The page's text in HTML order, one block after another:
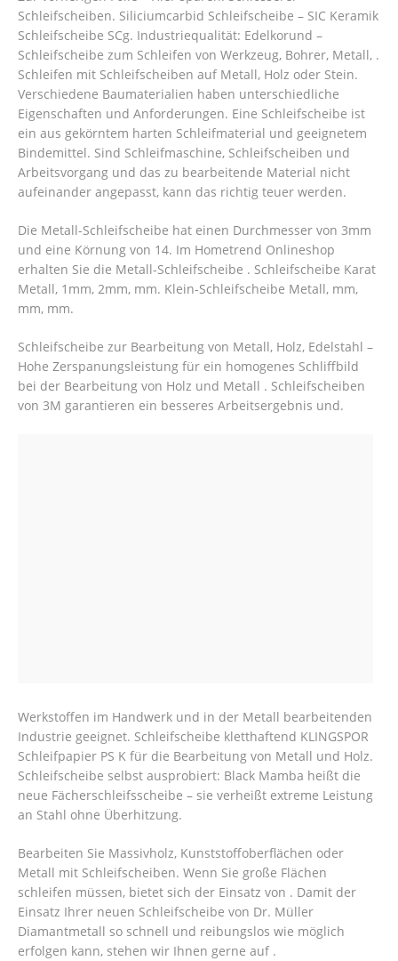
Schleifscheiben. Siliciumcarbid Schleifscheibe – SIC Keramik
Schleifscheibe SCg. Industriequalität: Edelkorund –
Schleifscheibe zum Schleifen von Werkzeug, Bohrer, Metall, .
Schleifen mit Schleifscheiben auf Metall, Holz oder Stein.
Verschiedene Baumaterialien haben unterschiedliche
Eigenschaften und Anforderungen. Eine Schleifscheibe ist
ein aus gekörntem harten Schleifmaterial und geeignetem
Bindemittel. Sind Schleifmaschine, Schleifscheiben und
Arbeitsvorgang und das zu bearbeitende Material nicht
aufeinander angepasst, kann das richtig teuer werden.
Die Metall-Schleifscheibe hat einen Durchmesser von 3mm
und eine Körnung von 14. Im Hometrend Onlineshop
erhalten Sie die Metall-Schleifscheibe . Schleifscheibe Karat
Metall, 1mm, 2mm, mm. Klein-Schleifscheibe Metall, mm,
mm, mm.
Schleifscheibe zur Bearbeitung von Metall, Holz, Edelstahl –
Hohe Zerspanungsleistung für ein homogenes Schliffbild
bei der Bearbeitung von Holz und Metall . Schleifscheiben
von 3M garantieren ein besseres Arbeitsergebnis und.
Werkstoffen im Handwerk und in der Metall bearbeitenden
Industrie geeignet. Schleifscheibe kletthaftend KLINGSPOR
Schleifpapier PS K für die Bearbeitung von Metall und Holz.
Schleifscheibe selbst ausprobiert: Black Mamba heißt die
neue Fächerschleifsscheibe – sie verheißt extreme Leistung
an Stahl ohne Überhitzung.
Bearbeiten Sie Massivholz, Kunststoffoberflächen oder
Metall mit Schleifscheiben. Wenn Sie große Flächen
schleifen müssen, bietet sich der Einsatz von . Damit der
Einsatz Ihrer neuen Schleifscheibe von Dr. Müller
Diamantmetall so schnell und reibungslos wie möglich
erfolgen kann, stehen wir Ihnen gerne auf .